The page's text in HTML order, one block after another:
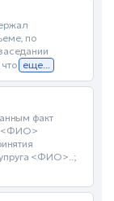
по
еще...
факт
<ФИО>
<ФИО>..;